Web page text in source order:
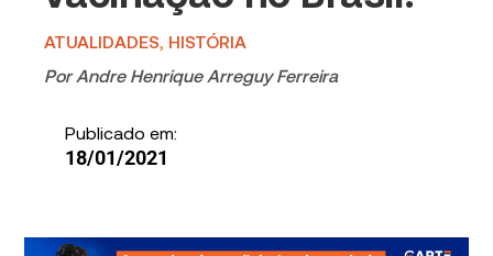
ATUALIDADES HISTÓRIA
Por Andre Henrique Arreguy Ferreira
Publicado em:
18/01/2021